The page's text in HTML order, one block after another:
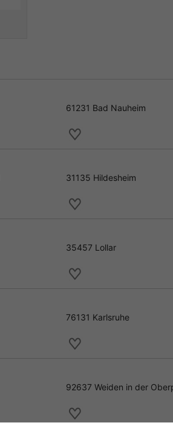
61231 Bad Nauheim
31135 Hildesheim
35457 Lollar
76131 Karlsruhe
92637 Weiden in der